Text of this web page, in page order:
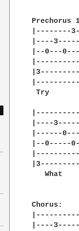
Prechorus
|--------
|----
|--0---
Try
|----
|------
|--0-----
What
Chorus:
|----